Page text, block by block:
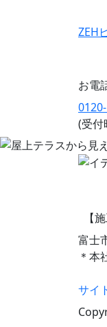
ZEH
お電
(受付
【
富士
＊本
サイ